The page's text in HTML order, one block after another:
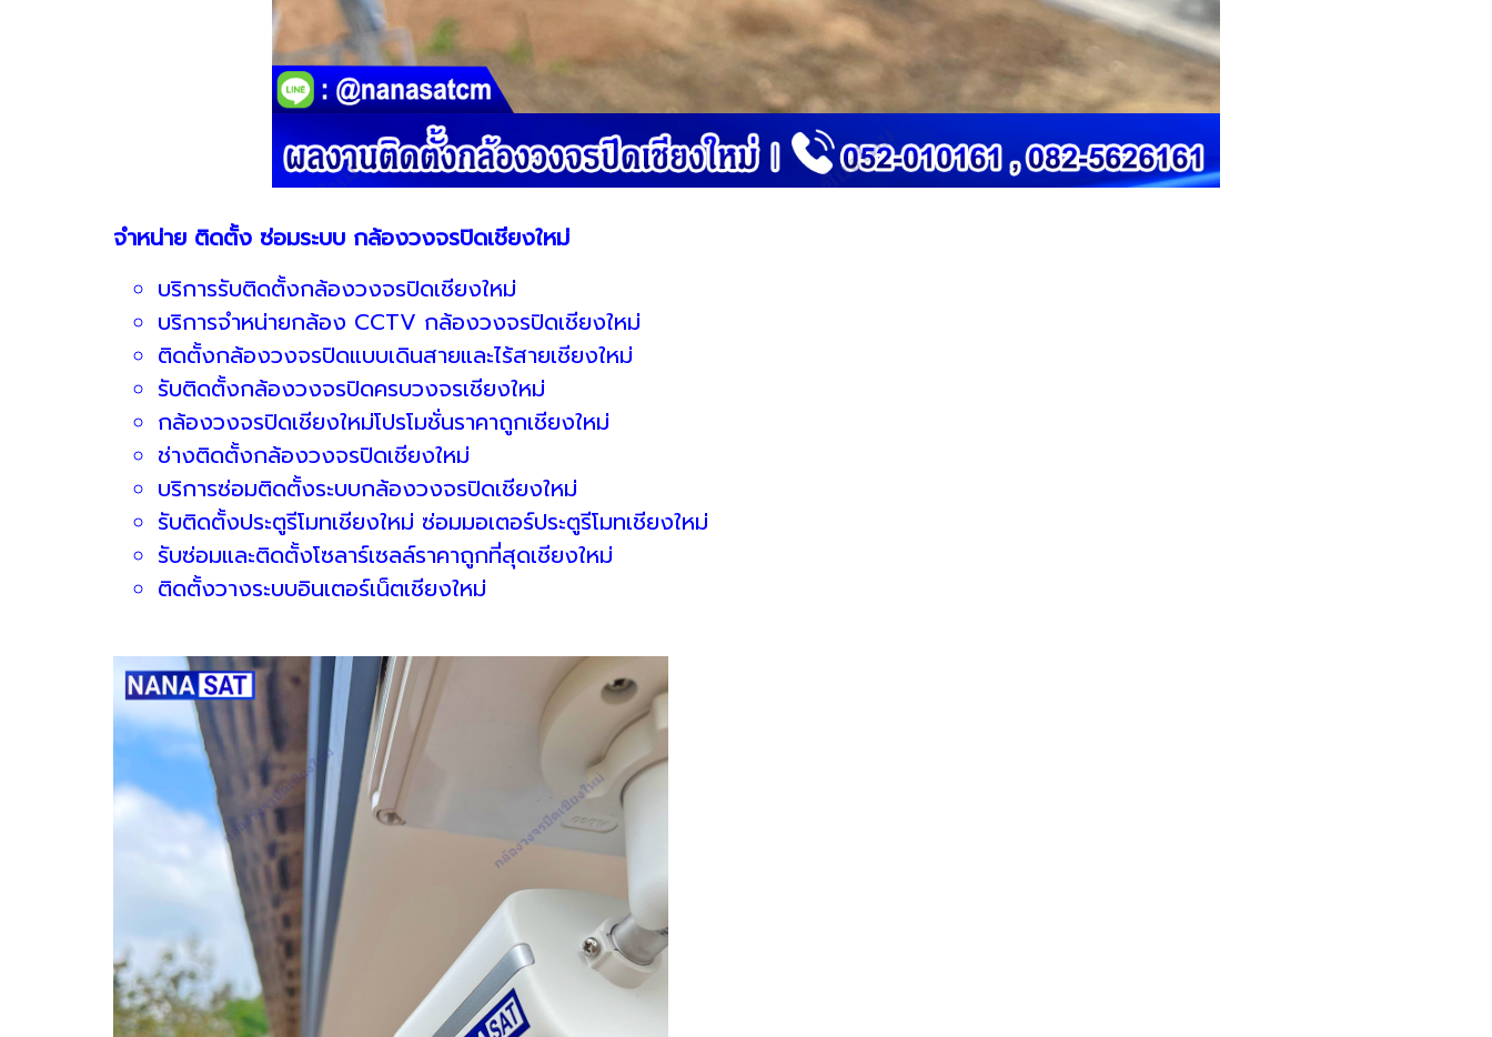
จำหน่าย ติดตั้ง ซ่อมระบบ กล้องวงจรปิดเชียงใหม่
บริการรับติดตั้งกล้องวงจรปิดเชียงใหม่
บริการจำหน่ายกล้อง CCTV กล้องวงจรปิดเชียงใหม่
ติดตั้งกล้องวงจรปิดแบบเดินสายและไร้สายเชียงใหม่
รับติดตั้งกล้องวงจรปิดครบวงจรเชียงใหม่
กล้องวงจรปิดเชียงใหม่โปรโมชั่นราคาถูกเชียงใหม่
ช่างติดตั้งกล้องวงจรปิดเชียงใหม่
บริการซ่อมติดตั้งระบบกล้องวงจรปิดเชียงใหม่
รับติดตั้งประตูรีโมทเชียงใหม่ ซ่อมมอเตอร์ประตูรีโมทเชียงใหม่
รับซ่อมและติดตั้งโซลาร์เซลล์ราคาถูกที่สุดเชียงใหม่
ติดตั้งวางระบบอินเตอร์เน็ตเชียงใหม่